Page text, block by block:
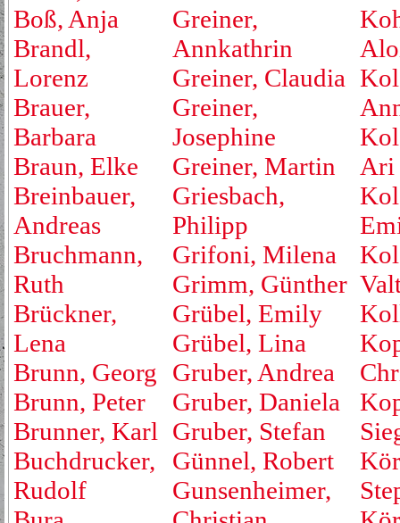
Boß, Anja
Brandl,
Lorenz
Brauer,
Barbara
Braun, Elke
Breinbauer,
Andreas
Bruchmann,
Ruth
Brückner,
Lena
Brunn, Georg
Brunn, Peter
Brunner, Karl
Buchdrucker,
Rudolf
Greiner,
Annkathrin
Greiner, Claudia
Greiner,
Josephine
Greiner, Martin
Griesbach,
Philipp
Grifoni, Milena
Grimm, Günther
Grübel, Emily
Grübel, Lina
Gruber, Andrea
Gruber, Daniela
Gruber, Stefan
Günnel, Robert
Gunsenheimer,
Ari